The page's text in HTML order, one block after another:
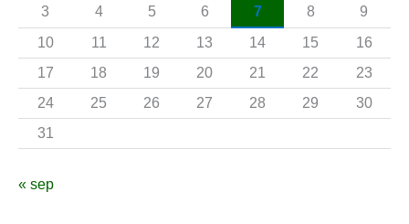
r
:
3 4 5 6 7 8
9
10
11 12 13 14 15
16
17
18 19 20 21 22
23
24
25 26 27 28 29
30
31
« sep